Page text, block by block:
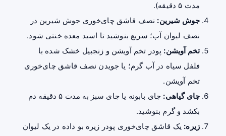
مدت ۵ دقیقه).
جوش شیرین: نصف قاشق چای‌خوری جوش شیرین در
نصف لیوان آب؛ سریع بنوشید تا اسید معده خنثی شود.
تخم آویشن: پودر تخم آویشن و زنجبیل خشک شده با
فلفل سیاه در آب گرم؛ یا جویدن نصف قاشق چای‌خوری
تخم آویشن.
چای گیاهی:
چای بابونه یا چای سبز به مدت ۵ دقیقه دم
بکشد و گرم بنوشید.
زیره: یک قاشق چای‌خوری پودر زیره بو داده در یک لیوان